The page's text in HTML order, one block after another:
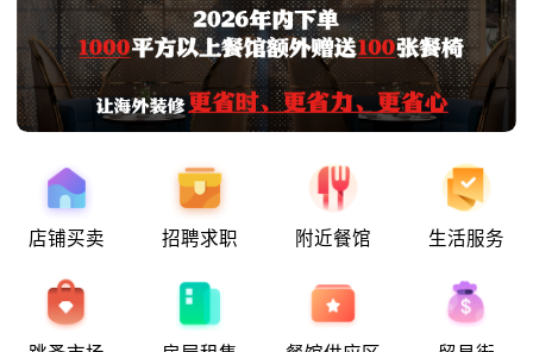
店铺买卖 招聘求职 附近餐馆 生活服务
8月5日要闻：易捷航空八月罢工预警！
数字度假支票使用受限！警惕网络募捐
骗局！
无栏杆收费站逃费将重罚！
多款避孕套因安全缺陷召回！
多款避孕套因安全缺陷召回！